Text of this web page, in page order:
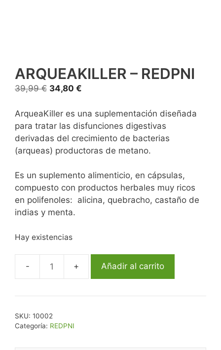
ARQUEAKILLER – REDPNI
39,99€ 34,80 €
ArqueaKiller es una suplementación diseñada
para tratar las disfunciones digestivas
derivadas del crecimiento de bacterias
(arqueas) productoras de metano.
Es un suplemento alimenticio, en cápsulas,
compuesto con productos herbales muy ricos
en polifenoles: alicina, quebracho, castaño de
indias y menta.
Hay existencias
Añadir al carrito
SKU: 10002
Categoría: REDPNI